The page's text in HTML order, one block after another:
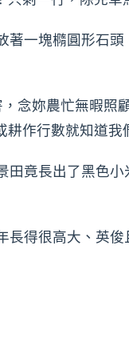
一塊橢圓形石頭
念妳農忙無暇照
作行數就知道我
竟長出了黑色小
得很高大、英俊